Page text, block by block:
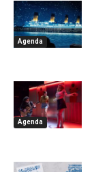
Agenda
Agenda